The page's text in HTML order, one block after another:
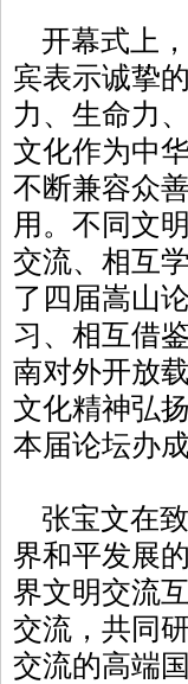
开幕式上
宾表示诚挚
力、生命力
文化作为中
不断兼容众
用。不同文
交流、相互
了四届嵩山
习、相互借
南对外开放
文化精神弘
本届论坛办
张宝文在
界和平发展
界文明交流
交流，共同
交流的高端